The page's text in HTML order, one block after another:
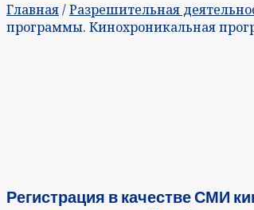
Главная/Разрешительная
программы. Кинохроникальная
Регистрация в качестве СМИ